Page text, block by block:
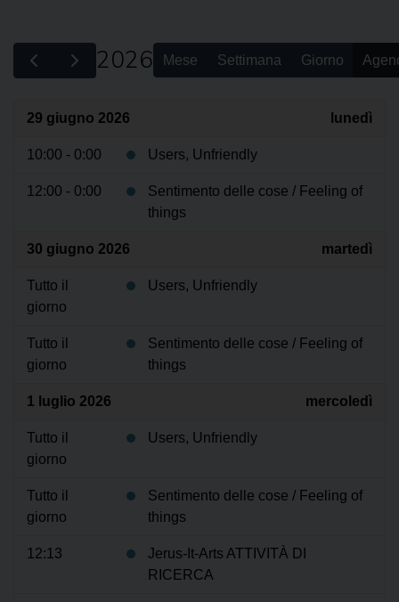
2026 Mese Settimana Giorno
29 giugno 2026 lunedì
10:00 - 0:00 Users, Unfriendly
12:00 - 0:00
Sentimento delle cose / Feeling of
things
30 giugno 2026 martedì
Tutto il
giorno
Users, Unfriendly
Tutto il
giorno
Sentimento delle cose / Feeling of
things
1 luglio 2026 mercoledì
Tutto il
giorno
Users, Unfriendly
Tutto il
giorno
Sentimento delle cose / Feeling of
things
12:13
Jerus-It-Arts ATTIVITÀ DI
RICERCA